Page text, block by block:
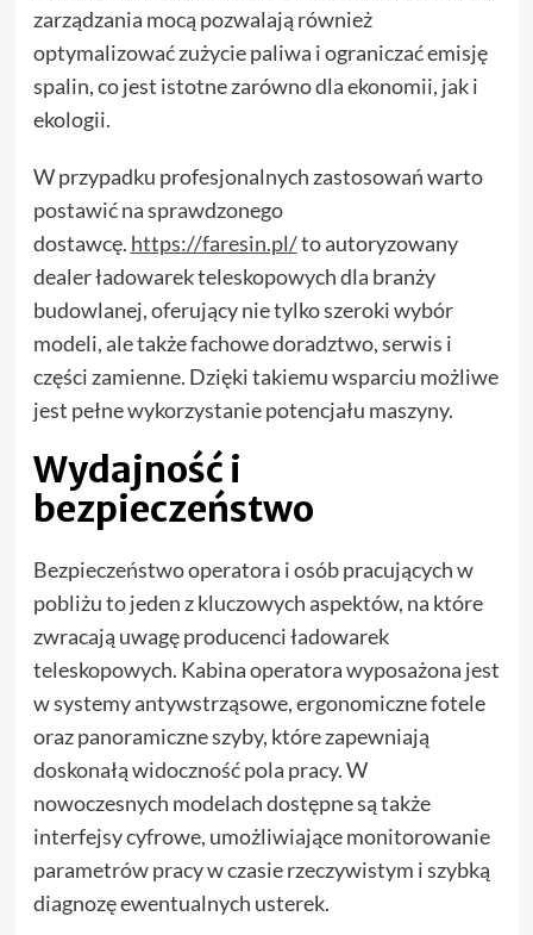
zarządzania mocą pozwalają również
optymalizować zużycie paliwa i ograniczać emisję
spalin, co jest istotne zarówno dla ekonomii, jak i
ekologii.
W przypadku profesjonalnych zastosowań warto
postawić na sprawdzonego
dostawcę. https://faresin.pl/to autoryzowany
dealer ładowarek teleskopowych dla branży
budowlanej, oferujący nie tylko szeroki wybór
modeli, ale także fachowe doradztwo, serwis i
części zamienne. Dzięki takiemu wsparciu możliwe
jest pełne wykorzystanie potencjału maszyny.
Wydajność i
bezpieczeństwo
Bezpieczeństwo operatora i osób pracujących w
pobliżu to jeden z kluczowych aspektów, na które
zwracają uwagę producenci ładowarek
teleskopowych. Kabina operatora wyposażona jest
w systemy antywstrząsowe, ergonomiczne fotele
oraz panoramiczne szyby, które zapewniają
doskonałą widoczność pola pracy. W
nowoczesnych modelach dostępne są także
interfejsy cyfrowe, umożliwiające monitorowanie
parametrów pracy w czasie rzeczywistym i szybką
diagnozę ewentualnych usterek.